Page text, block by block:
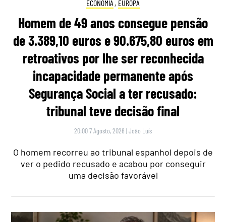
ECONOMIA , EUROPA
Homem de 49 anos consegue pensão
de 3.389,10 euros e 90.675,80 euros em
retroativos por lhe ser reconhecida
incapacidade permanente após
Segurança Social a ter recusado:
tribunal teve decisão final
20:00 7 Agosto, 2026 |João Luís
O homem recorreu ao tribunal espanhol depois de
ver o pedido recusado e acabou por conseguir
uma decisão favorável